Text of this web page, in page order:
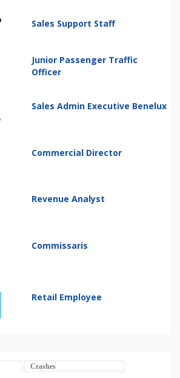
Sales Support Staff
Junior Passenger Traffic
Officer
Sales Admin Executive Benelux
Commercial Director
Revenue Analyst
Commissaris
Retail Employee
Crashes